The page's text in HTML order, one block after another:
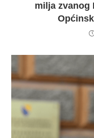
milja zvanog